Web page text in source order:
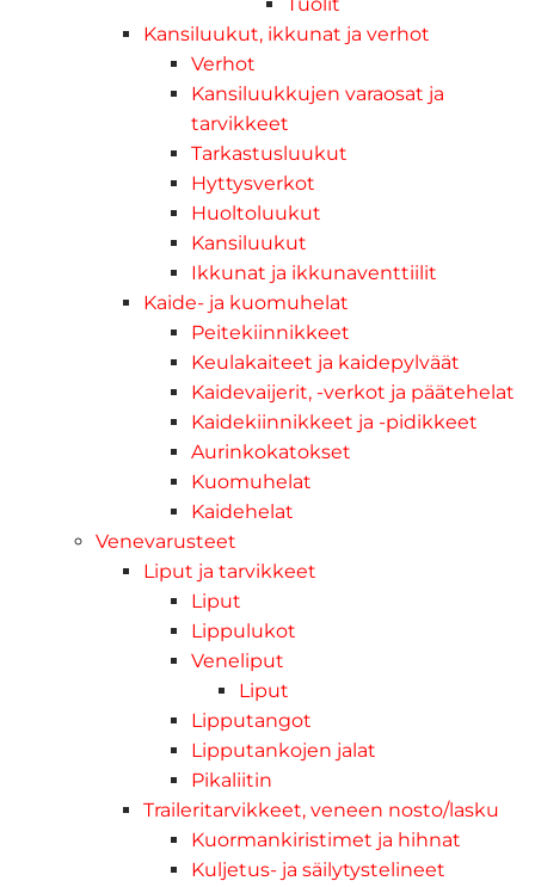
Kansiluukut, ikkunat ja verhot
Verhot
Kansiluukkujen varaosat ja
tarvikkeet
Tarkastusluukut
Hyttysverkot
Huoltoluukut
Kansiluukut
Ikkunat ja ikkunaventtiilit
Kaide- ja kuomuhelat
Peitekiinnikkeet
Keulakaiteet ja kaidepylväät
Kaidevaijerit, -verkot ja päätehelat
Kaidekiinnikkeet ja -pidikkeet
Aurinkokatokset
Kuomuhelat
Kaidehelat
Venevarusteet
Liput ja tarvikkeet
Liput
Lippulukot
Veneliput
Liput
Lipputangot
Lipputankojen jalat
Pikaliitin
Traileritarvikkeet, veneen nosto/lasku
Kuormankiristimet ja hihnat
Kuljetus- ja säilytystelineet